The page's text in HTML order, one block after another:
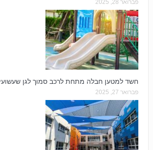
פברואר 28, 2025
חשד למטען חבלה מתחת לרכב סמוך לגן
פברואר 27, 2025